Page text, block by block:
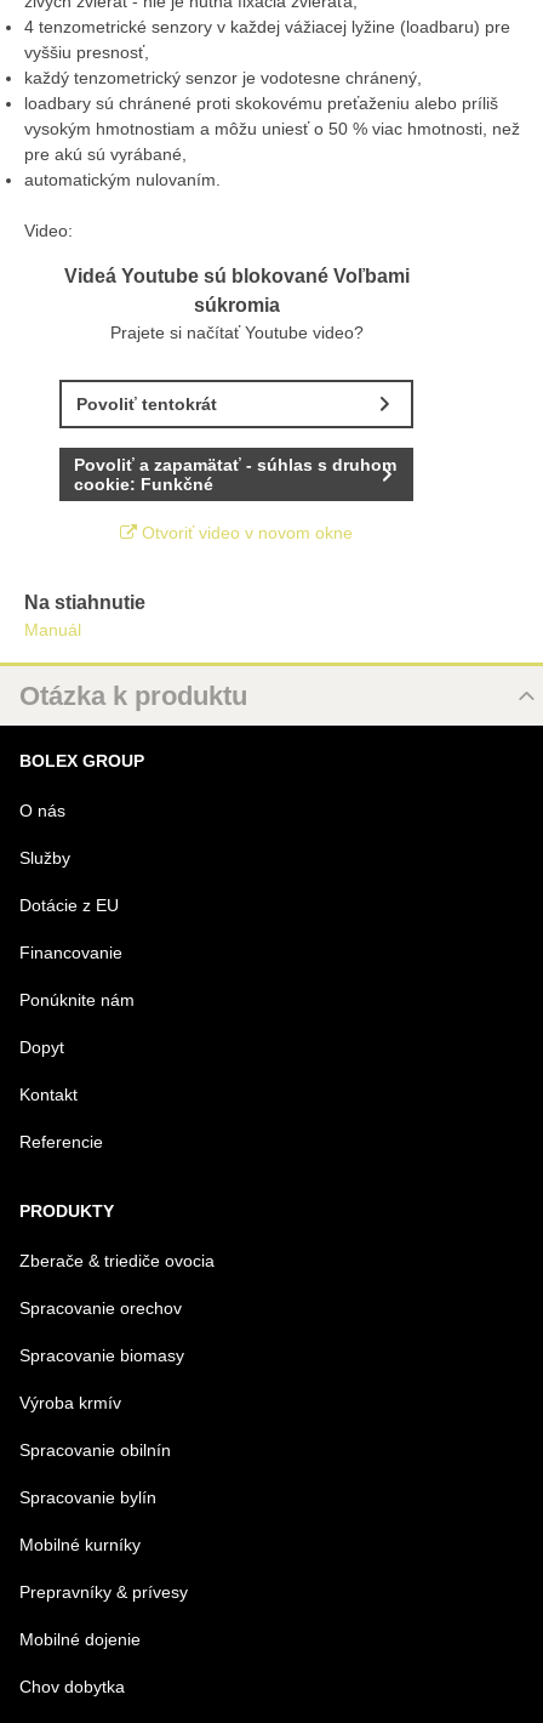
4 tenzometrické senzory v každej vážiacej lyžine (loadbaru) pre
vyššiu presnosť,
každý tenzometrický senzor je vodotesne chránený,
loadbary sú chránené proti skokovému preťaženiu alebo príliš
vysokým hmotnostiam a môžu uniesť o 50 % viac hmotnosti, než
pre akú sú vyrábané,
automatickým nulovaním.
Video:
Videá Youtube sú blokované Voľbami
súkromia
Prajete si načítať Youtube video?
Povoliť tentokrát
Povoliť a zapamätať - súhlas s druhom
cookie: Funkčné
Otvoriť video v novom okne
Na stiahnutie
Manuál
Otázka k produktu
MENO
VÁŠ E-MAIL
VAŠA OTÁZKA K PRODUKTU
Odoslať
BOLEX GROUP
O nás
Služby
Dotácie z EU
Financovanie
Ponúknite nám
Dopyt
Kontakt
Referencie
PRODUKTY
Zberače & triediče ovocia
Spracovanie orechov
Spracovanie biomasy
Výroba krmív
Spracovanie obilnín
Spracovanie bylín
Mobilné kurníky
Prepravníky & prívesy
Mobilné dojenie
Chov dobytka